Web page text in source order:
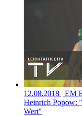
12.08.2018 | EM
Heinrich Popow:
Wert"